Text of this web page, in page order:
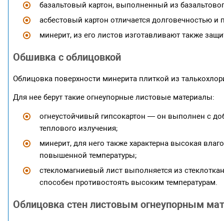
базальтовый картон, выполненный из
асбестовый картон отличается долговечностью и
минерит, из его листов изготавливают также
Обшивка с облицовкой
Облицовка поверхности минерита плиткой из
Для нее берут такие огнеупорные листовые материалы:
огнеустойчивый гипсокартон — он выполнен с
теплового излучения;
минерит, для него также характерна высокая
повышенной температуры;
стекломагниевый лист выполняется из
способен противостоять высоким температурам.
Облицовка стен листовым огнеупорным